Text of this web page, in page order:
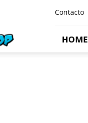
Contacto
HOME